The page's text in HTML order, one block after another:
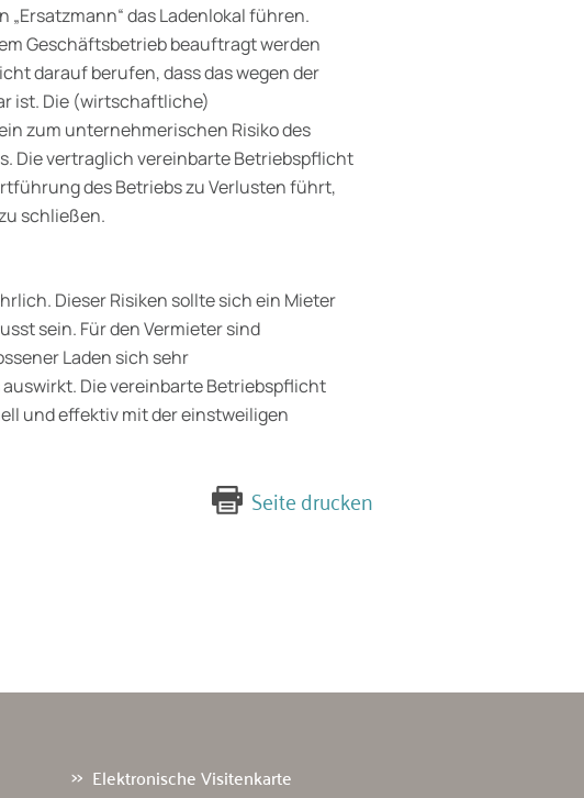
„Ersatzmann“ das Ladenlokal führen.
Geschäftsbetrieb beauftragt werden
darauf berufen, dass das wegen der
ist. Die (wirtschaftliche)
zum unternehmerischen Risiko des
Die vertraglich vereinbarte Betriebspflicht
des Betriebs zu Verlusten führt,
schließen.
Dieser Risiken sollte sich ein Mieter
sein. Für den Vermieter sind
Laden sich sehr
Die vereinbarte Betriebspflicht
und effektiv mit der einstweiligen
Seite drucken
Elektronische Visitenkarte